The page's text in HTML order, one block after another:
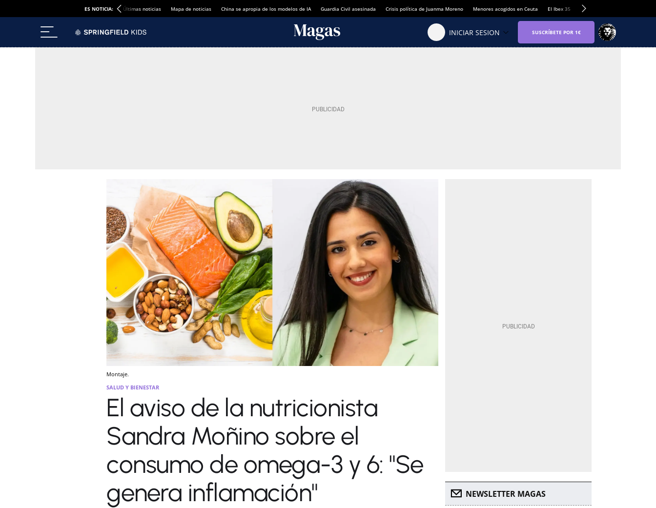
ES NOTICIA: Últimas noticias Mapa de noticias China se apropia de los modelos de IA Guardia Civil asesinada Crisis política de Juanma Moreno Menores acogidos en Ceuta El Ibex 35 Llamadas de alerta Sánchez
Montaje.
SALUD Y BIENESTAR
El aviso de la nutricionista
Sandra Moñino sobre el
consumo de omega-3 y 6: "Se
genera inflamación"
NEWSLETTER MAGAS